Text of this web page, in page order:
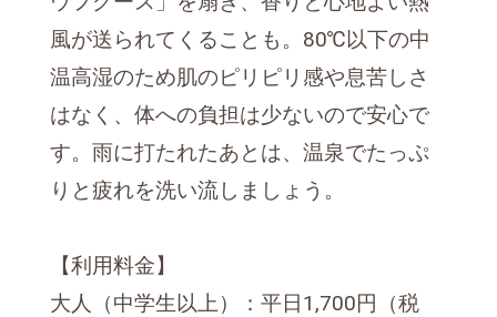
風が送られてくることも。80℃以下の中
温高湿のため肌のピリピリ感や息苦しさ
はなく、体への負担は少ないので安心で
す。雨に打たれたあとは、温泉でたっぷ
りと疲れを洗い流しましょう。
【利用料金】
大人（中学生以上）：平日1,700円（税